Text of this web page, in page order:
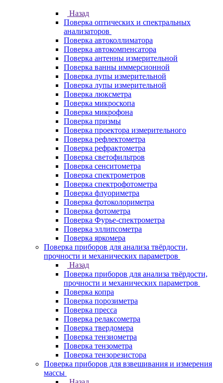
Назад
Поверка оптических и спектральных
анализаторов
Поверка автоколлиматора
Поверка автокомпенсатора
Поверка антенны измерительной
Поверка ванны иммерсионной
Поверка лупы измерительной
Поверка лупы измерительной
Поверка люксметра
Поверка микроскопа
Поверка микрофона
Поверка призмы
Поверка проектора измерительного
Поверка рефлектометра
Поверка рефрактометра
Поверка светофильтров
Поверка сенситометра
Поверка спектрометров
Поверка спектрофотометра
Поверка флуориметра
Поверка фотоколориметра
Поверка фотометра
Поверка Фурье-спектрометра
Поверка эллипсометра
Поверка яркомера
Поверка приборов для анализа твёрдости,
прочности и механических параметров
Назад
Поверка приборов для анализа твёрдости,
прочности и механических параметров
Поверка копра
Поверка порозиметра
Поверка пресса
Поверка релаксометра
Поверка твердомера
Поверка тензиометра
Поверка тензометра
Поверка тензорезистора
Поверка приборов для взвешивания и измерения
массы